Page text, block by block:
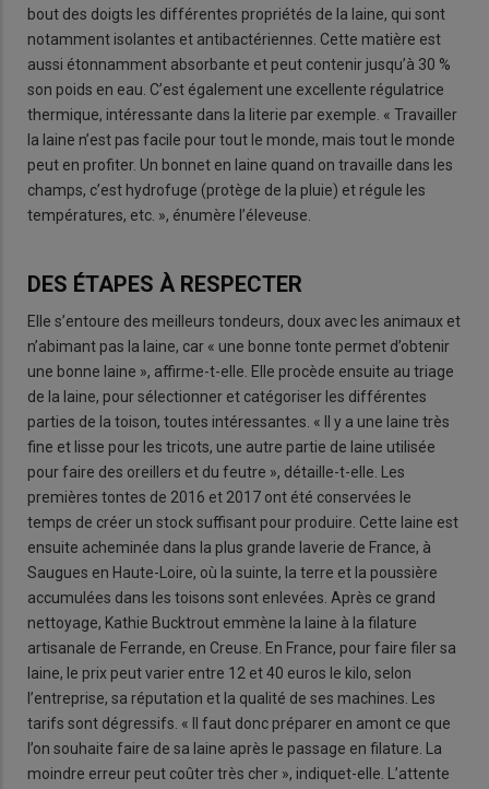
bout des doigts les différentes propriétés de la laine, qui sont
notamment isolantes et antibactériennes. Cette matière est
aussi étonnamment absorbante et peut contenir jusqu’à 30 %
son poids en eau. C’est également une excellente régulatrice
thermique, intéressante dans la literie par exemple. « Travailler
la laine n’est pas facile pour tout le monde, mais tout le monde
peut en profiter. Un bonnet en laine quand on travaille dans les
champs, c’est hydrofuge (protège de la pluie) et régule les
températures, etc. », énumère l’éleveuse.
DES ÉTAPES À RESPECTER
Elle s’entoure des meilleurs tondeurs, doux avec les animaux et
n’abimant pas la laine, car « une bonne tonte permet d’obtenir
une bonne laine », affirme-t-elle. Elle procède ensuite au triage
de la laine, pour sélectionner et catégoriser les différentes
parties de la toison, toutes intéressantes. « Il y a une laine très
fine et lisse pour les tricots, une autre partie de laine utilisée
pour faire des oreillers et du feutre », détaille-t-elle. Les
premières tontes de 2016 et 2017 ont été conservées le
temps de créer un stock suffisant pour produire. Cette laine est
ensuite acheminée dans la plus grande laverie de France, à
Saugues en Haute-Loire, où la suinte, la terre et la poussière
accumulées dans les toisons sont enlevées. Après ce grand
nettoyage, Kathie Bucktrout emmène la laine à la filature
artisanale de Ferrande, en Creuse. En France, pour faire filer sa
laine, le prix peut varier entre 12 et 40 euros le kilo, selon
l’entreprise, sa réputation et la qualité de ses machines. Les
tarifs sont dégressifs. « Il faut donc préparer en amont ce que
l’on souhaite faire de sa laine après le passage en filature. La
moindre erreur peut coûter très cher », indiquet-elle. L’attente